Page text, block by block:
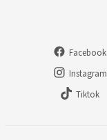
Facebook
Instagram
Tiktok